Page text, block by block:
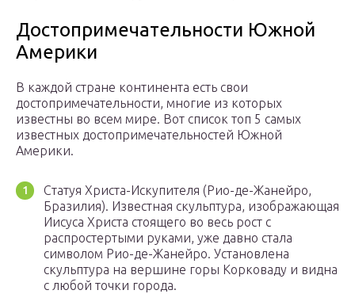
Достопримечательности Южной
Америки
В каждой стране континента есть свои
достопримечательности, многие из которых
известны во всем мире. Вот список топ 5 самых
известных достопримечательностей Южной
Америки.
Статуя Христа-Искупителя (Рио-де-Жанейро,
Бразилия). Известная скульптура, изображающая
Иисуса Христа стоящего во весь рост с
распростертыми руками, уже давно стала
символом Рио-де-Жанейро. Установлена
скульптура на вершине горы Корковаду и видна
с любой точки города.